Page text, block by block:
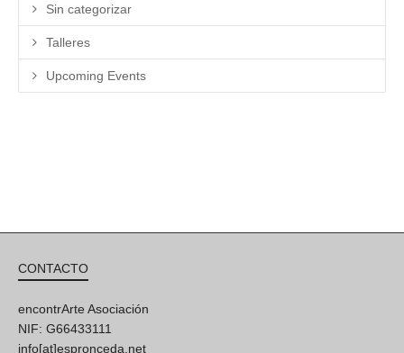
Sin categorizar
Talleres
Upcoming Events
CONTACTO
encontrArte Asociación
NIF: G66433111
info[at]espronceda.net